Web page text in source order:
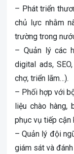
– Phát triển
chủ lực nhằm
trường trong
– Quản lý các
digital ads,
chợ, triển lãm…).
– Phối hợp với
liệu chào hàng,
phục vụ tiếp cận
– Quản lý đội
giám sát và